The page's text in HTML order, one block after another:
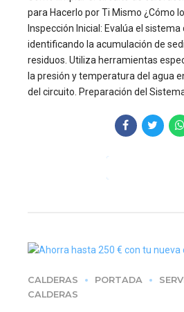
para Hacerlo por Ti Mismo ¿Cómo
Inspección Inicial: Evalúa el
identificando la acumulación de
residuos. Utiliza herramientas
la presión y temperatura del agua
del circuito. Preparación del
CALDERAS PORTADA
CALDERAS